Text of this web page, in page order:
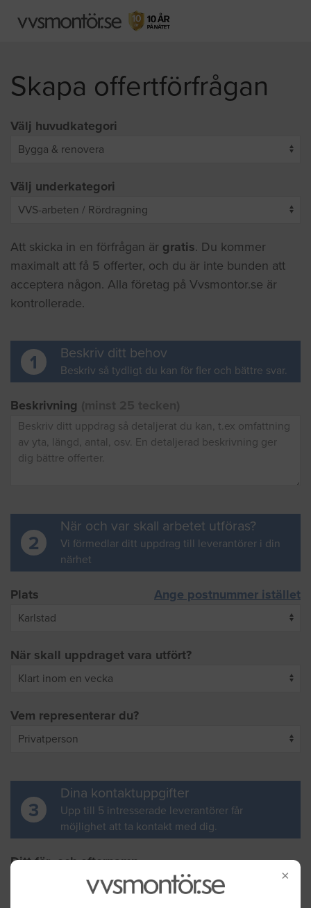
×
Skapa offertförfrågan
Välj huvudkategori
Välj underkategori
Att skicka in en förfrågan är gratis. Du kommer
maximalt att få 5 offerter, och du är inte bunden att
acceptera någon. Alla företag på Vvsmontor.se är
kontrollerade.
1 Beskriv ditt behov
Beskriv så tydligt du kan för fler och bättre svar.
Beskrivning
2
När och var skall arbetet utföras?
Vi förmedlar ditt uppdrag till leverantörer i din
närhet
Plats Ange postnummer istället
När skall uppdraget vara utfört?
Vem representerar du?
3
Dina kontaktuppgifter
Upp till 5 intresserade leverantörer får
möjlighet att ta kontakt med dig.
Ditt för- och efternamn